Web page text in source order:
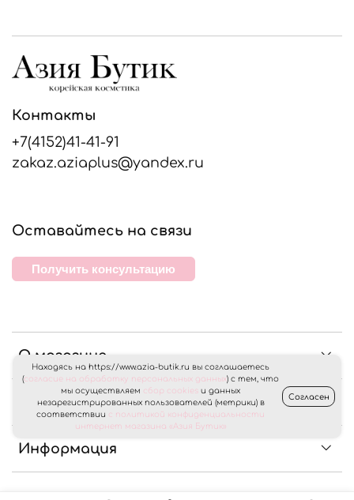
О магазине
Клиентам
Информация
Контакты
+7(4152)41-41-91
zakaz.aziaplus@yandex.ru
Оставайтесь на связи
Получить консультацию
Находясь на https://www.azia-butik.ru вы соглашаетесь
(согласие на обработку персональных данных) с тем, что
мы осуществляем сбор cookies и данных
незарегистрированных пользователей (метрики) в
соответствии с политикой конфиденциальности
интернет магазина «Азия Бутик»
Согласен